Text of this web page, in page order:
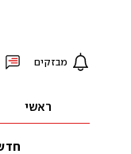
מבזקים
ראשי